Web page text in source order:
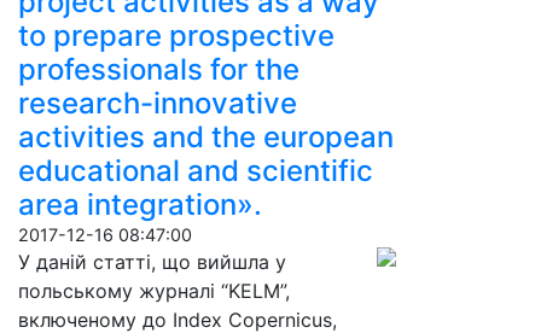
to prepare prospective
professionals for the
research-innovative
activities and the european
educational and scientific
area integration».
2017-12-16 08:47:00
У даній статті, що вийшла у
польському журналі “KELM”,
включеному до Index Copernicus,